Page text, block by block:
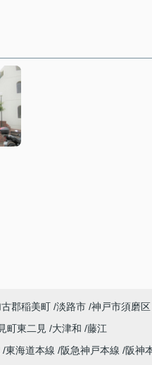
古郡稲美町 淡路市 神戸市須磨区
町東二見 大津和 藤江
東海道本線 阪急神戸本線
阪神